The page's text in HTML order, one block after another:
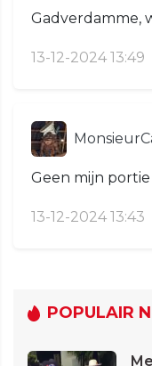
Gadverdamme,
13-12-2024 13:49
Geen mijn portie
13-12-2024 13:43
POPULAIR